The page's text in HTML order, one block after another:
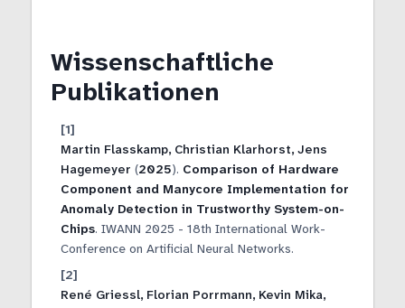
Wissenschaftliche
Publikationen
Martin Flasskamp, Christian Klarhorst, Jens
Hagemeyer (2025). Comparison of Hardware
Component and Manycore Implementation for
Anomaly Detection in Trustworthy System-on-
Chips.IWANN 2025 - 18th International Work-
Conference on Artificial Neural Networks.
René Griessl, Florian Porrmann, Kevin Mika,